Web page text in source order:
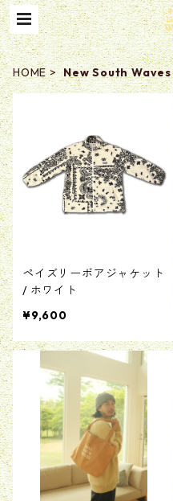
HOME New South Waves
ペイズリーボアジャケット
/ ホワイト
¥9,600